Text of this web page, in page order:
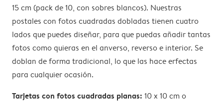
15 cm (pack de 10, con sobres blancos). Nuestras
postales con fotos cuadradas dobladas tienen cuatro
lados que puedes diseñar, para que puedas añadir tantas
fotos como quieras en el anverso, reverso e interior. Se
doblan de forma tradicional, lo que las hace erfectas
para cualquier ocasión.
Tarjetas con fotos cuadradas planas: 10 x 10 cm o